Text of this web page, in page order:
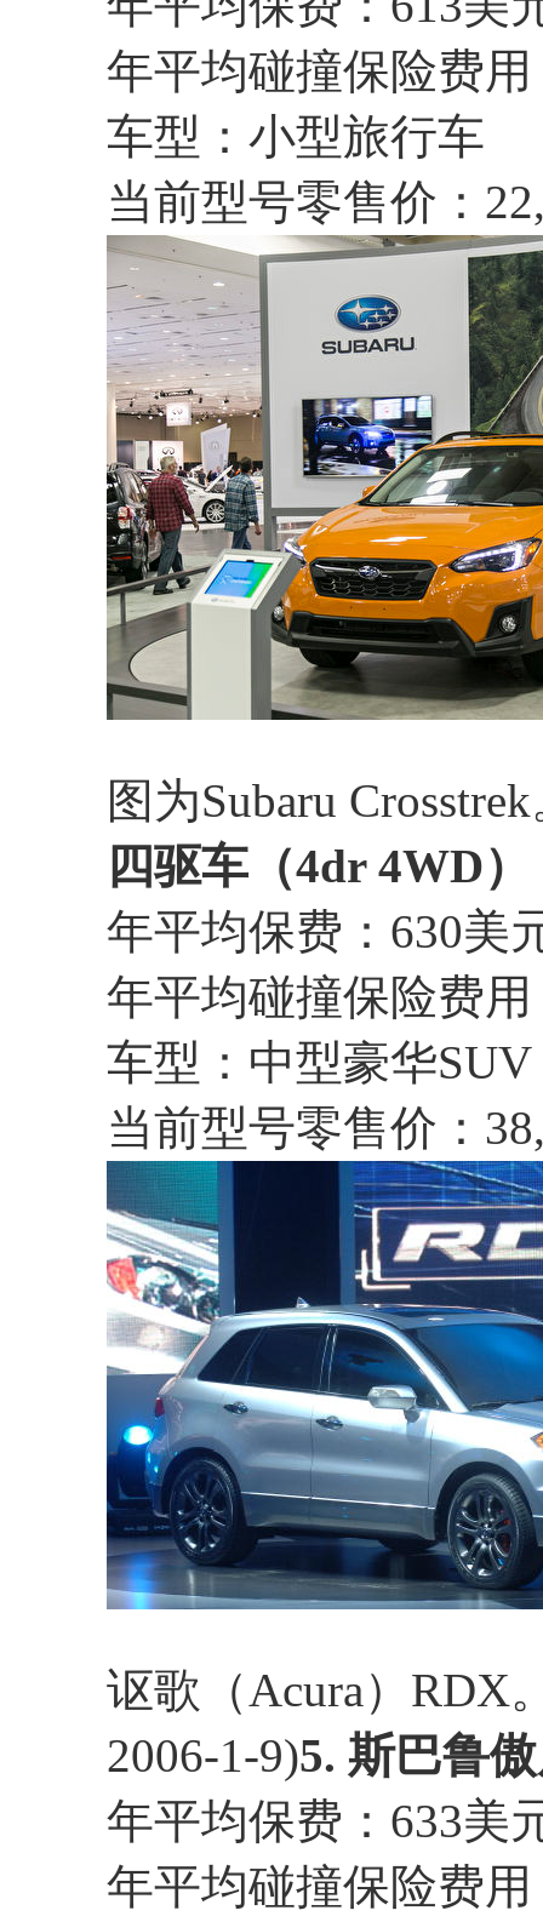
年平均碰撞保险费用
车型：小型旅行车
当前型号零售价：
图为Subaru
四驱车（4dr 4WD）
年平均保费：630美
年平均碰撞保险费用
车型：中型豪华SUV
当前型号零售价：
讴歌（Acura）RDX
2006-1-9)5. 斯巴鲁
年平均保费：633美
年平均碰撞保险费用